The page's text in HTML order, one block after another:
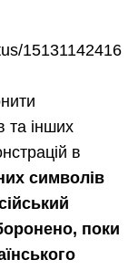
15131142416
та інших
в
символів
, поки